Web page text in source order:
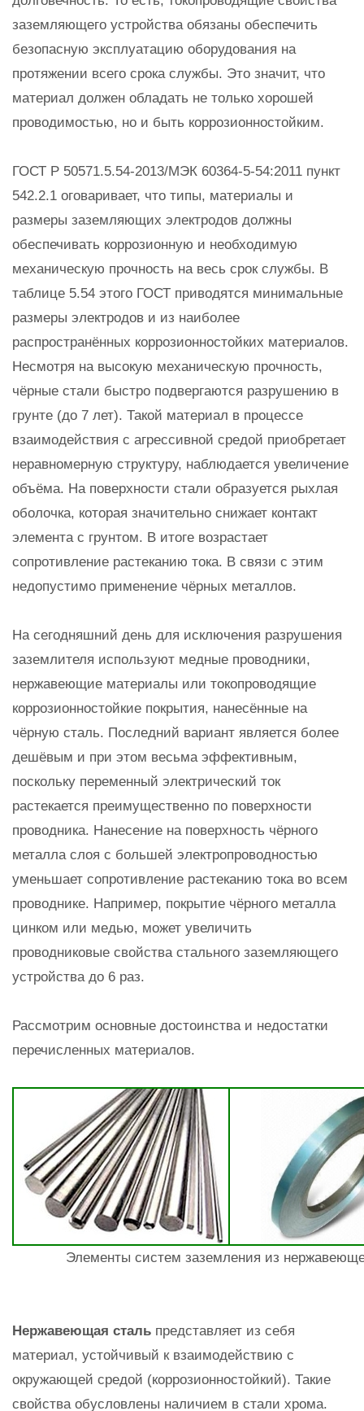
заземляющего устройства обязаны обеспечить
безопасную эксплуатацию оборудования на
протяжении всего срока службы. Это значит, что
материал должен обладать не только хорошей
проводимостью, но и быть коррозионностойким.
ГОСТ Р 50571.5.54-2013/МЭК 60364-5-54:2011 пункт
542.2.1 оговаривает, что типы, материалы и
размеры заземляющих электродов должны
обеспечивать коррозионную и необходимую
механическую прочность на весь срок службы. В
таблице 5.54 этого ГОСТ приводятся минимальные
размеры электродов и из наиболее
распространённых коррозионностойких материалов.
Несмотря на высокую механическую прочность,
чёрные стали быстро подвергаются разрушению в
грунте (до 7 лет). Такой материал в процессе
взаимодействия с агрессивной средой приобретает
неравномерную структуру, наблюдается увеличение
объёма. На поверхности стали образуется рыхлая
оболочка, которая значительно снижает контакт
элемента с грунтом. В итоге возрастает
сопротивление растеканию тока. В связи с этим
недопустимо применение чёрных металлов.
На сегодняшний день для исключения разрушения
заземлителя используют медные проводники,
нержавеющие материалы или токопроводящие
коррозионностойкие покрытия, нанесённые на
чёрную сталь. Последний вариант является более
дешёвым и при этом весьма эффективным,
поскольку переменный электрический ток
растекается преимущественно по поверхности
проводника. Нанесение на поверхность чёрного
металла слоя с большей электропроводностью
уменьшает сопротивление растеканию тока во всем
проводнике. Например, покрытие чёрного металла
цинком или медью, может увеличить
проводниковые свойства стального заземляющего
устройства до 6 раз.
Рассмотрим основные достоинства и недостатки
перечисленных материалов.
Элементы систем заземления из
Нержавеющая сталь представляет из себя
материал, устойчивый к взаимодействию с
окружающей средой (коррозионностойкий). Такие
свойства обусловлены наличием в стали хрома.